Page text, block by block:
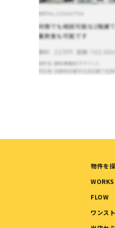
物件を
WORKS
FLOW
ワンス